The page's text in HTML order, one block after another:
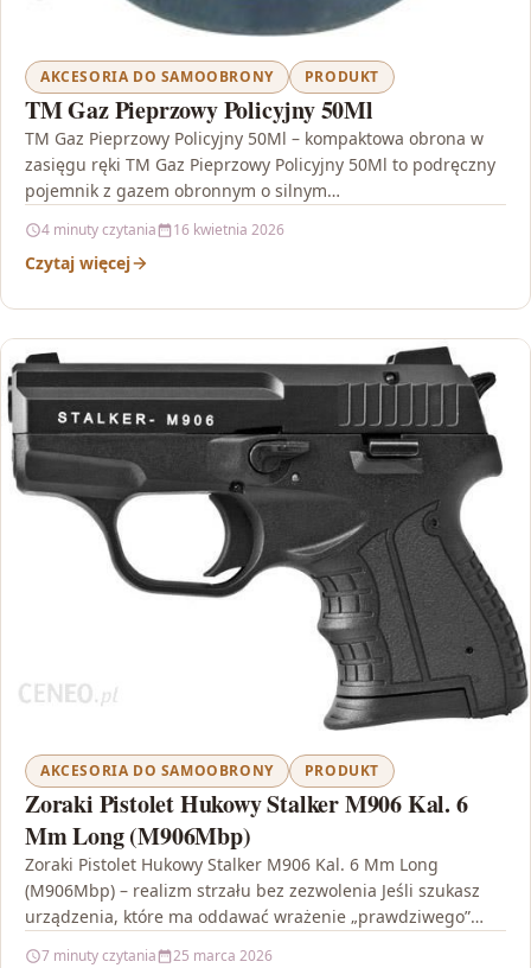
AKCESORIA DO SAMOOBRONY PRODUKT
TM Gaz Pieprzowy Policyjny 50Ml
TM Gaz Pieprzowy Policyjny 50Ml – kompaktowa obrona w
zasięgu ręki TM Gaz Pieprzowy Policyjny 50Ml to podręczny
pojemnik z gazem obronnym o silnym…
4 minuty czytania 16 kwietnia 2026
Czytaj więcej
AKCESORIA DO SAMOOBRONY PRODUKT
Zoraki Pistolet Hukowy Stalker M906 Kal. 6
Mm Long (M906Mbp)
Zoraki Pistolet Hukowy Stalker M906 Kal. 6 Mm Long
(M906Mbp) – realizm strzału bez zezwolenia Jeśli szukasz
urządzenia, które ma oddawać wrażenie „prawdziwego”
7 minuty czytania 25 marca 2026